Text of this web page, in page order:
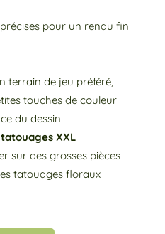
pour un rendu fin
terrain de jeu préféré,
touches de couleur
du dessin
XXL
sur des grosses pièces
tatouages floraux